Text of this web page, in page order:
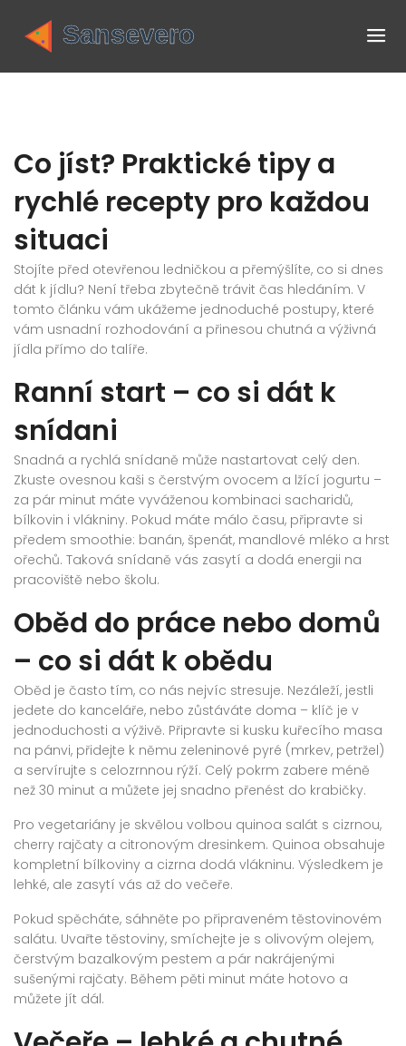
Co jíst? Praktické tipy a
rychlé recepty pro každou
situaci
Stojíte před otevřenou ledničkou a přemýšlíte, co si dnes
dát k jídlu? Není třeba zbytečně trávit čas hledáním. V
tomto článku vám ukážeme jednoduché postupy, které
vám usnadní rozhodování a přinesou chutná a výživná
jídla přímo do talíře.
Ranní start – co si dát k
snídani
Snadná a rychlá snídaně může nastartovat celý den.
Zkuste ovesnou kaši s čerstvým ovocem a lžící jogurtu –
za pár minut máte vyváženou kombinaci sacharidů,
bílkovin i vlákniny. Pokud máte málo času, připravte si
předem smoothie: banán, špenát, mandlové mléko a hrst
ořechů. Taková snídaně vás zasytí a dodá energii na
pracoviště nebo školu.
Oběd do práce nebo domů
– co si dát k obědu
Oběd je často tím, co nás nejvíc stresuje. Nezáleží, jestli
jedete do kanceláře, nebo zůstáváte doma – klíč je v
jednoduchosti a výživě. Připravte si kusku kuřecího masa
na pánvi, přidejte k němu zeleninové pyré (mrkev, petržel)
a servírujte s celozrnnou rýží. Celý pokrm zabere méně
než 30 minut a můžete jej snadno přenést do krabičky.
Pro vegetariány je skvělou volbou quinoa salát s cizrnou,
cherry rajčaty a citronovým dresinkem. Quinoa obsahuje
kompletní bílkoviny a cizrna dodá vlákninu. Výsledkem je
lehké, ale zasytí vás až do večeře.
Pokud spěcháte, sáhněte po připraveném těstovinovém
salátu. Uvařte těstoviny, smíchejte je s olivovým olejem,
čerstvým bazalkovým pestem a pár nakrájenými
sušenými rajčaty. Během pěti minut máte hotovo a
můžete jít dál.